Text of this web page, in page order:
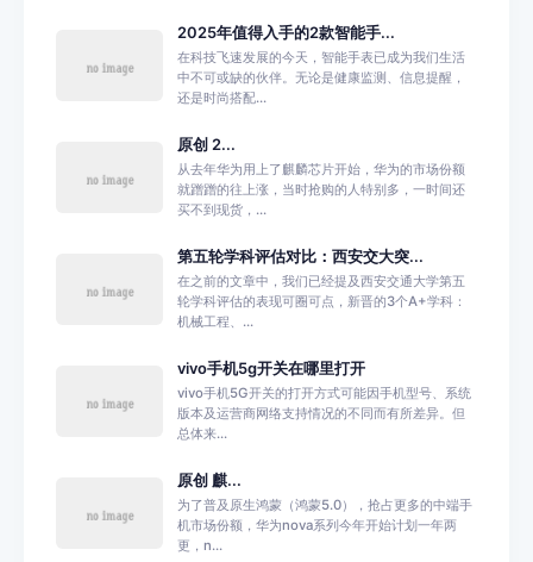
2025年值得入手的2款智能手...
在科技飞速发展的今天，智能手表已成为我们生活
中不可或缺的伙伴。无论是健康监测、信息提醒，
还是时尚搭配...
原创 2...
从去年华为用上了麒麟芯片开始，华为的市场份额
就蹭蹭的往上涨，当时抢购的人特别多，一时间还
买不到现货，...
第五轮学科评估对比：西安交大突...
在之前的文章中，我们已经提及西安交通大学第五
轮学科评估的表现可圈可点，新晋的3个A+学科：
机械工程、...
vivo手机5g开关在哪里打开
vivo手机5G开关的打开方式可能因手机型号、系统
版本及运营商网络支持情况的不同而有所差异。但
总体来...
原创 麒...
为了普及原生鸿蒙（鸿蒙5.0），抢占更多的中端手
机市场份额，华为nova系列今年开始计划一年两
更，n...